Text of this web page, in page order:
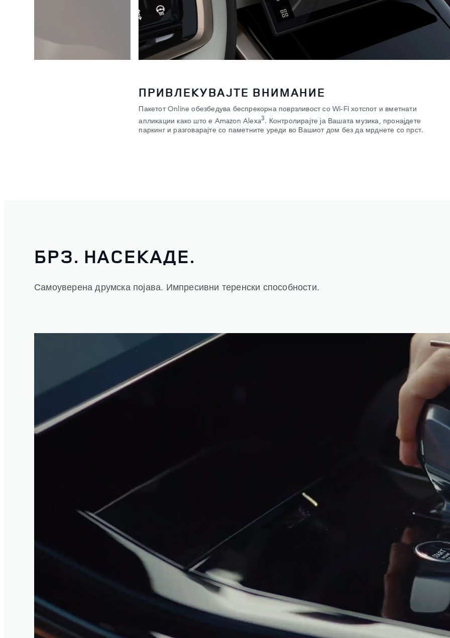
ПРИВЛЕКУВАЈТЕ ВНИМАНИЕ
Пакетот Online обезбедува беспрекорна поврзливост со Wi-Fi хотспот и вметнати
апликации како што е Amazon Alexa3. Контролирајте ја Вашата музика, пронајдете
паркинг и разговарајте со паметните уреди во Вашиот дом без да мрднете со прст.
БРЗ. НАСЕКАДЕ.
Самоуверена друмска појава. Импресивни теренски способности.